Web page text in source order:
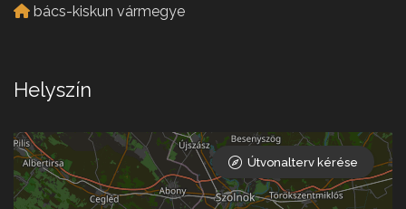
bács-kiskun vármegye
Helyszín
Útvonalterv kérése